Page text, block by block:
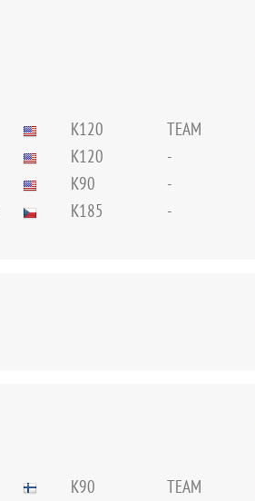
K120 TEAM
K120 -
K90 -
K185 -
K90 TEAM